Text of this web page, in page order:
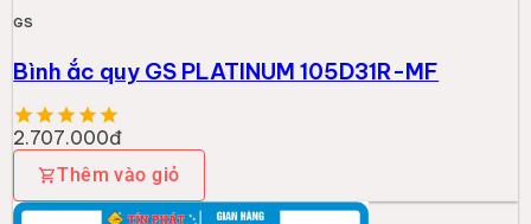
GS
Bình ắc quy GS PLATINUM 105D31R-MF
2.707.000đ
Thêm vào giỏ